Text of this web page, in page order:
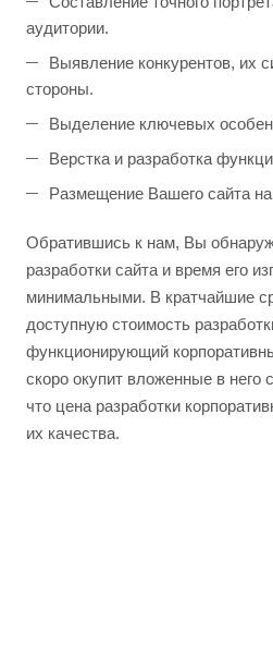
аудитории.
Выявление конкурентов, их
стороны.
Выделение ключевых
Верстка и разработка
Размещение Вашего сайта на
Обратившись к нам, Вы
разработки сайта и время его
минимальными. В кратчайшие
доступную стоимость
функционирующий
скоро окупит вложенные в него
что цена разработки
их качества.